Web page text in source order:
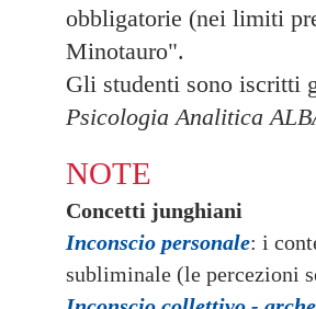
obbligatorie (nei limiti
Minotauro".
Gli studenti sono iscritti
Psicologia Analitica
NOTE
Concetti junghiani
Inconscio personale: i
subliminale (le percezioni